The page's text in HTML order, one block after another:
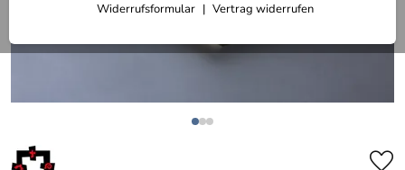
Widerrufsformular
Vertrag widerrufen